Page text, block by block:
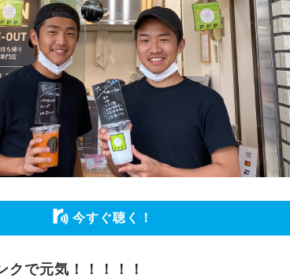
今すぐ聴く！
で元気！！！！！